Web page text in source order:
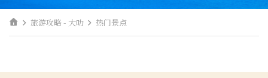
旅游攻略 - 大叻 热门景点